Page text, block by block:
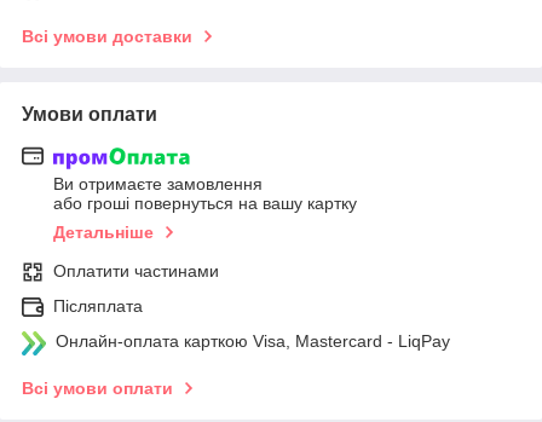
Всі умови доставки
Умови оплати
Ви отримаєте замовлення
або гроші повернуться на вашу картку
Детальніше
Оплатити частинами
Післяплата
Онлайн-оплата карткою Visa, Mastercard - LiqPay
Всі умови оплати